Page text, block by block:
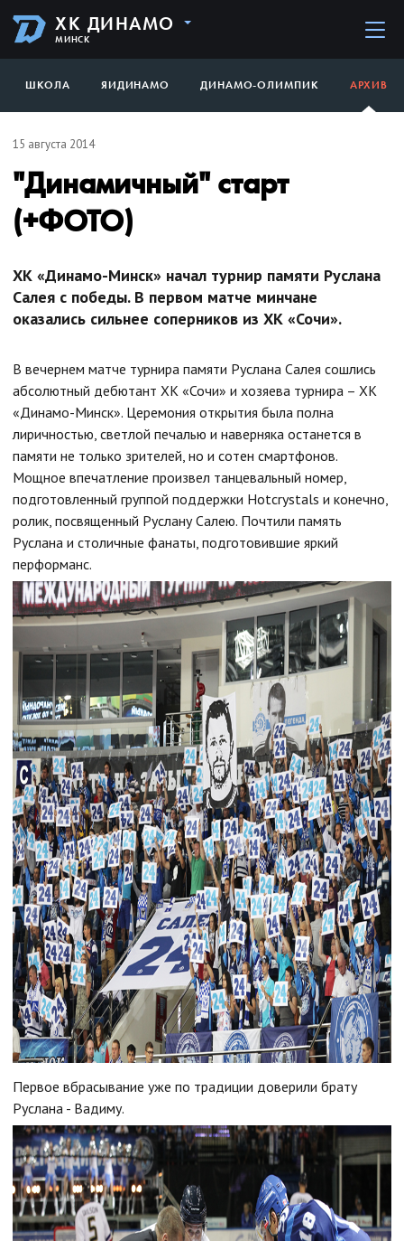
ХК ДИНАМО
МИНСК
ШКОЛА ЯИДИНАМО ДИНАМО-ОЛИМПИК АРХИВ
15 августа 2014
"Динамичный" старт
(+ФОТО)
ХК «Динамо-Минск» начал турнир памяти Руслана
Салея с победы. В первом матче минчане
оказались сильнее соперников из ХК «Сочи».
В вечернем матче турнира памяти Руслана Салея сошлись
абсолютный дебютант ХК «Сочи» и хозяева турнира – ХК
«Динамо-Минск». Церемония открытия была полна
лиричностью, светлой печалью и наверняка останется в
памяти не только зрителей, но и сотен смартфонов.
Мощное впечатление произвел танцевальный номер,
подготовленный группой поддержки Hotcrystals и конечно,
ролик, посвященный Руслану Салею. Почтили память
Руслана и столичные фанаты, подготовившие яркий
перформанс.
Первое вбрасывание уже по традиции доверили брату
Руслана - Вадиму.